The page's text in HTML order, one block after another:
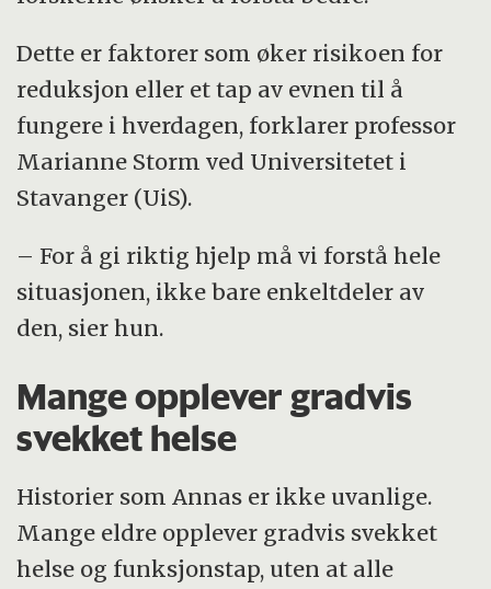
Dette er faktorer som øker risikoen for
reduksjon eller et tap av evnen til å
fungere i hverdagen, forklarer professor
Marianne Storm ved Universitetet i
Stavanger (UiS).
– For å gi riktig hjelp må vi forstå hele
situasjonen, ikke bare enkeltdeler av
den, sier hun.
Mange opplever gradvis
svekket helse
Historier som Annas er ikke uvanlige.
Mange eldre opplever gradvis svekket
helse og funksjonstap, uten at alle